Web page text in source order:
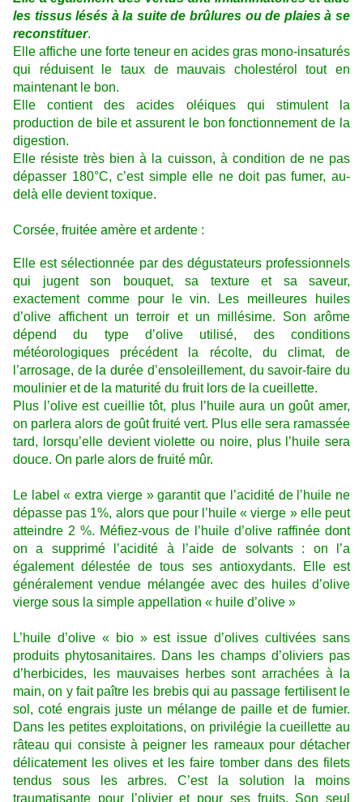
les tissus lésés à la suite de brûlures ou de plaies à se
reconstituer.
Elle affiche une forte teneur en acides gras mono-insaturés
qui réduisent le taux de mauvais cholestérol tout en
maintenant le bon.
Elle contient des acides oléiques qui stimulent la
production de bile et assurent le bon fonctionnement de la
digestion.
Elle résiste très bien à la cuisson, à condition de ne pas
dépasser 180°C, c’est simple elle ne doit pas fumer, au-
delà elle devient toxique.
Corsée, fruitée amère et ardente :
Elle est sélectionnée par des dégustateurs professionnels
qui jugent son bouquet, sa texture et sa saveur,
exactement comme pour le vin. Les meilleures huiles
d’olive affichent un terroir et un millésime. Son arôme
dépend du type d’olive utilisé, des conditions
météorologiques précédent la récolte, du climat, de
l’arrosage, de la durée d’ensoleillement, du savoir-faire du
moulinier et de la maturité du fruit lors de la cueillette.
Plus l’olive est cueillie tôt, plus l’huile aura un goût amer,
on parlera alors de goût fruité vert. Plus elle sera ramassée
tard, lorsqu’elle devient violette ou noire, plus l’huile sera
douce. On parle alors de fruité mûr.
Le label « extra vierge » garantit que l’acidité de l’huile ne
dépasse pas 1%, alors que pour l’huile « vierge » elle peut
atteindre 2 %. Méfiez-vous de l’huile d’olive raffinée dont
on a supprimé l’acidité à l’aide de solvants : on l’a
également délestée de tous ses antioxydants. Elle est
généralement vendue mélangée avec des huiles d’olive
vierge sous la simple appellation « huile d’olive »
L’huile d’olive « bio » est issue d’olives cultivées sans
produits phytosanitaires. Dans les champs d’oliviers pas
d’herbicides, les mauvaises herbes sont arrachées à la
main, on y fait paître les brebis qui au passage fertilisent le
sol, coté engrais juste un mélange de paille et de fumier.
Dans les petites exploitations, on privilégie la cueillette au
râteau qui consiste à peigner les rameaux pour détacher
délicatement les olives et les faire tomber dans des filets
tendus sous les arbres. C’est la solution la moins
traumatisante pour l’olivier et pour ses fruits. Son seul